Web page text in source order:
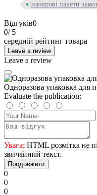
паперові пакети
Відгуків0
0/ 5
середній рейтинг товара
Leave a review
Leave a review
Одноразова упаковка для
Evaluate the publication:
Увага: HTML розмітка не
звичайний текст.
Продовжити
0
0
0